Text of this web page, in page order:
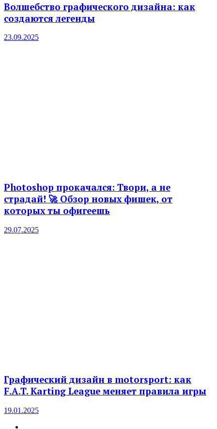
Волшебство графического дизайна: как
создаются легенды
23.09.2025
Photoshop прокачался: Твори, а не
страдай! 🚀 Обзор новых фишек, от
которых ты офигеешь
29.07.2025
Графический дизайн в motorsport: как
F.A.T. Karting League меняет правила игры
19.01.2025